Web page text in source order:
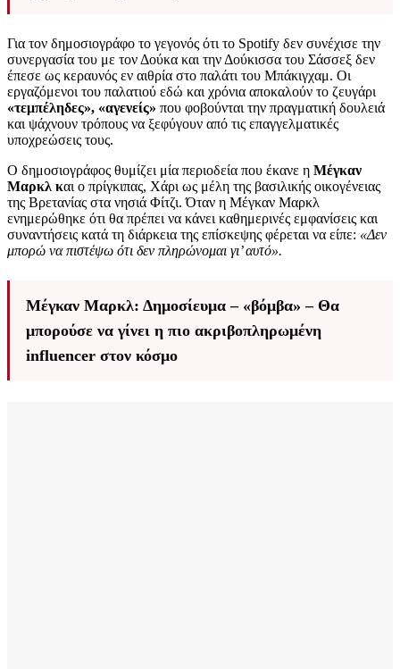
Για τον δημοσιογράφο το γεγονός ότι το Spotify δεν συνέχισε την
συνεργασία του με τον Δούκα και την Δούκισσα του Σάσσεξ δεν
έπεσε ως κεραυνός εν αιθρία στο παλάτι του Μπάκιγχαμ. Οι
εργαζόμενοι του παλατιού εδώ και χρόνια αποκαλούν το ζευγάρι
«τεμπέληδες», «αγενείς» που φοβούνται την πραγματική δουλειά
και ψάχνουν τρόπους να ξεφύγουν από τις επαγγελματικές
υποχρεώσεις τους.
Ο δημοσιογράφος θυμίζει μία περιοδεία που έκανε η Μέγκαν
Μαρκλ και ο πρίγκιπας, Χάρι ως μέλη της βασιλικής οικογένειας
της Βρετανίας στα νησιά Φίτζι. Όταν η Μέγκαν Μαρκλ
ενημερώθηκε ότι θα πρέπει να κάνει καθημερινές εμφανίσεις και
συναντήσεις κατά τη διάρκεια της επίσκεψης φέρεται να είπε: «Δεν
μπορώ να πιστέψω ότι δεν πληρώνομαι γι’ αυτό».
Μέγκαν Μαρκλ: Δημοσίευμα – «βόμβα» – Θα
μπορούσε να γίνει η πιο ακριβοπληρωμένη
influencer στον κόσμο